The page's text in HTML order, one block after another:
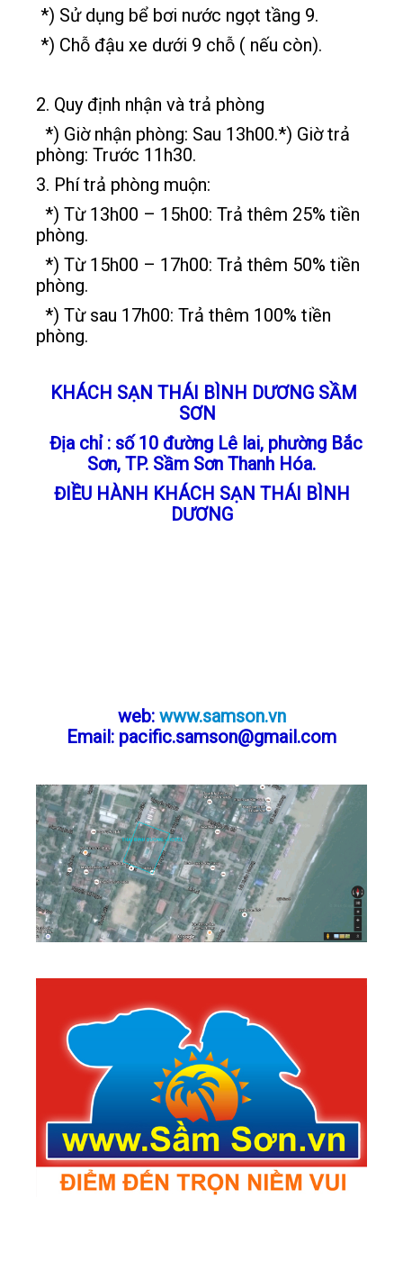
*) Sử dụng bể bơi nước ngọt tầng 9.
*) Chỗ đậu xe dưới 9 chỗ ( nếu còn).
2. Quy định nhận và trả phòng
*) Giờ nhận phòng: Sau 13h00.*) Giờ trả
phòng: Trước 11h30.
3. Phí trả phòng muộn:
*) Từ 13h00 – 15h00: Trả thêm 25% tiền
phòng.
*) Từ 15h00 – 17h00: Trả thêm 50% tiền
phòng.
*) Từ sau 17h00: Trả thêm 100% tiền
phòng.
KHÁCH SẠN THÁI BÌNH DƯƠNG SẦM
SƠN
Địa chỉ : số 10 đường Lê lai, phường Bắc
Sơn, TP. Sầm Sơn Thanh Hóa.
ĐIỀU HÀNH KHÁCH SẠN THÁI BÌNH
DƯƠNG
web: www.samson.vn
Email: pacific.samson@gmail.com